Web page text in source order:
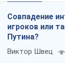
Совпадение
игроков или
Путина?
Виктор Швец